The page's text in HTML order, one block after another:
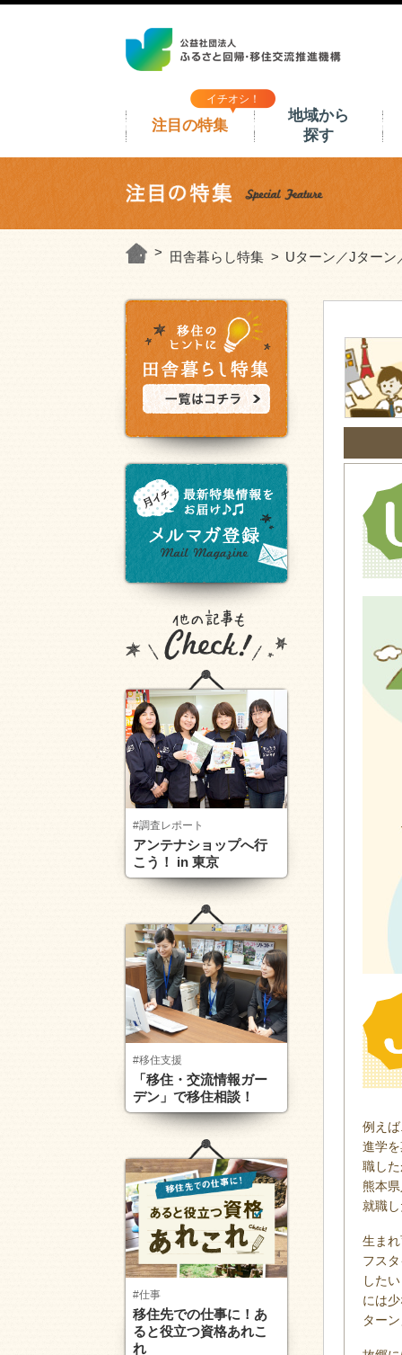
イチオシ！
注目の特集
地域から
探す
田舎暮らし特集 Uターン／Jターン
例え
進学
職し
熊本
就職
生ま
フス
した
には
ター
#調査レポート
アンテナショップへ行
こう！ in 東京
#移住支援
「移住・交流情報ガー
デン」で移住相談！
#仕事
移住先での仕事に！あ
ると役立つ資格あれこ
れ